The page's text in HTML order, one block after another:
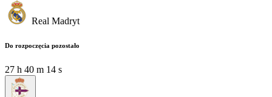
Real Madryt
Do rozpoczęcia pozostało
27 h 40 m 13 s